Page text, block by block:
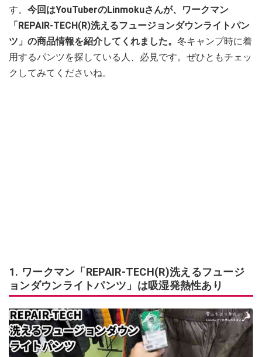
す。 今回はYouTuberのLinmokuさんが、ワークマン
「REPAIR-TECH(R)洗えるフュージョンダウンライトパン
ツ」の商品情報を紹介してくれました。 冬キャンプ時に着
用するパンツを探している人、必見です。ぜひともチェッ
クしてみてくださいね。
1. ワークマン「REPAIR-TECH(R)洗えるフュージ
ョンダウンライトパンツ」は吸湿発熱性あり